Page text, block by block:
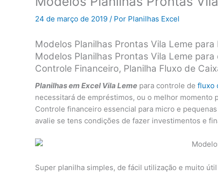
24 de março de 2019 / Por Planilhas Excel
Modelos Planilhas Prontas Vila Leme para
Modelos Planilhas Prontas Vila Leme
Controle Financeiro, Planilha Fluxo de
Planilhas em Excel Vila Leme para controle de fluxo
necessitará de empréstimos, ou o melhor
Controle financeiro essencial para micro e
avalie se tens condições de fazer investimentos e
Super planilha simples, de fácil utilização e muito